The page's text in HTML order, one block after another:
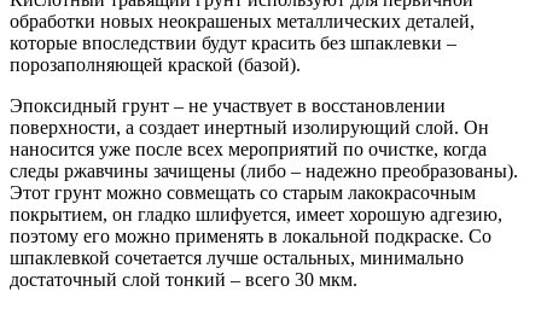
обработки новых неокрашеных металлических деталей,
которые впоследствии будут красить без шпаклевки –
порозаполняющей краской (базой).
Эпоксидный грунт – не участвует в восстановлении
поверхности, а создает инертный изолирующий слой. Он
наносится уже после всех мероприятий по очистке, когда
следы ржавчины зачищены (либо – надежно преобразованы).
Этот грунт можно совмещать со старым лакокрасочным
покрытием, он гладко шлифуется, имеет хорошую адгезию,
поэтому его можно применять в локальной подкраске. Со
шпаклевкой сочетается лучше остальных, минимально
достаточный слой тонкий – всего 30 мкм.